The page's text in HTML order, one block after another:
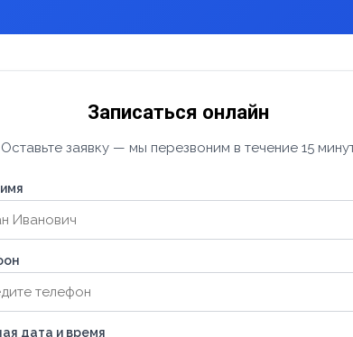
Записаться онлайн
Оставьте заявку — мы перезвоним в течение 15
дата и время